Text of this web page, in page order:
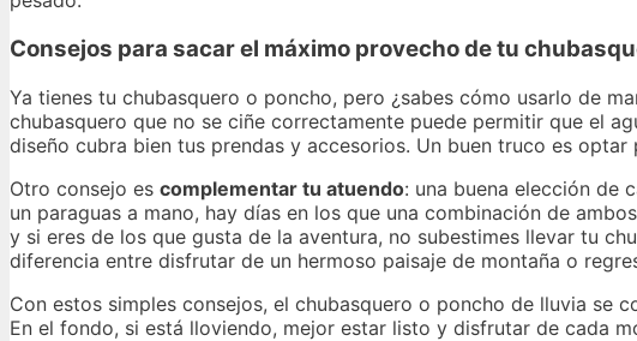
Consejos para sacar el máximo provecho de tu
Ya tienes tu chubasquero o poncho, pero ¿sabes cómo usarlo de
chubasquero que no se ciñe correctamente puede permitir que el
diseño cubra bien tus prendas y accesorios. Un buen truco es
Otro consejo es complementar tu atuendo: una buena elección de
un paraguas a mano, hay días en los que una combinación de
y si eres de los que gusta de la aventura, no subestimes llevar tu
diferencia entre disfrutar de un hermoso paisaje de montaña o
Con estos simples consejos, el chubasquero o poncho de lluvia se
En el fondo, si está lloviendo, mejor estar listo y disfrutar de cada